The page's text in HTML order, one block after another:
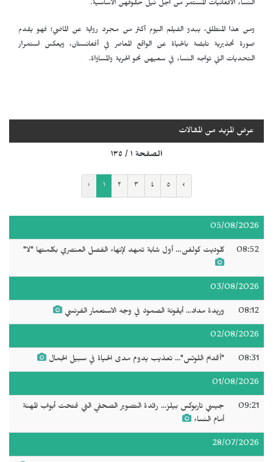
النساء الأفغانيات المستمر من أجل نيل حقوقهن الأساسية.
ومن هذا المنطلق، يبدو الفيلم اليوم أكثر من مجرد رواية عن الماضي؛ فهو يقدم
صورة تحذيرية نابضة بالحياة عن الواقع المعاصر في أفغانستان، ويعكس استمرار
التحديات التي تواجه النساء في سعيهن نحو الحرية والمساواة.
عرض المزيد من المقالات
الصفحة ١ / ١٣٥
‹ ١ ٢ ٣ ٤ ٥ ›
05/08/2026
08:52 كلوديت كولفن… أول شابة تمهد لإنهاء الفصل العنصري بكلمتها "لا"
03/08/2026
08:12 وريدة مداد... أيقونة الصمود في وجه الاستعمار الفرنسي
02/08/2026
08:31 "أقدام اللوتس"... تعذيب يدوم مدى الحياة في سبيل الجمال
01/08/2026
09:21
جيسي تاربوكس بيلز... رائدة التصوير الصحفي التي فتحت أبواب المهنة
أمام النساء
28/07/2026